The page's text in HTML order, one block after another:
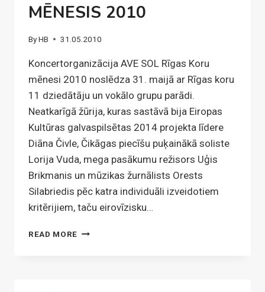
MĒNESIS 2010
ByHB 31.05.2010
Koncertorganizācija AVE SOL Rīgas Koru
mēnesi 2010 noslēdza 31. maijā ar Rīgas koru
11 dziedātāju un vokālo grupu parādi.
Neatkarīgā žūrija, kuras sastāvā bija Eiropas
Kultūras galvaspilsētas 2014 projekta līdere
Diāna Čivle, Čikāgas piecīšu puķainākā soliste
Lorija Vuda, mega pasākumu režisors Uģis
Brikmanis un mūzikas žurnālists Orests
Silabriedis pēc katra individuāli izveidotiem
kritērijiem, taču eirovīzisku…
READ MORE AR